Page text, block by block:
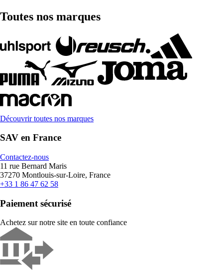
Toutes nos marques
Découvrir toutes nos marques
SAV en France
Contactez-nous
11 rue Bernard Maris
37270 Montlouis-sur-Loire, France
+33 1 86 47 62 58
Paiement sécurisé
Achetez sur notre site en toute confiance